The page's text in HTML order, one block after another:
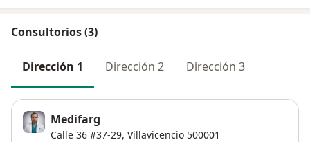
Consultorios (3)
Dirección 1 Dirección 2 Dirección 3
Medifarg
Calle 36 #37-29, Villavicencio 500001